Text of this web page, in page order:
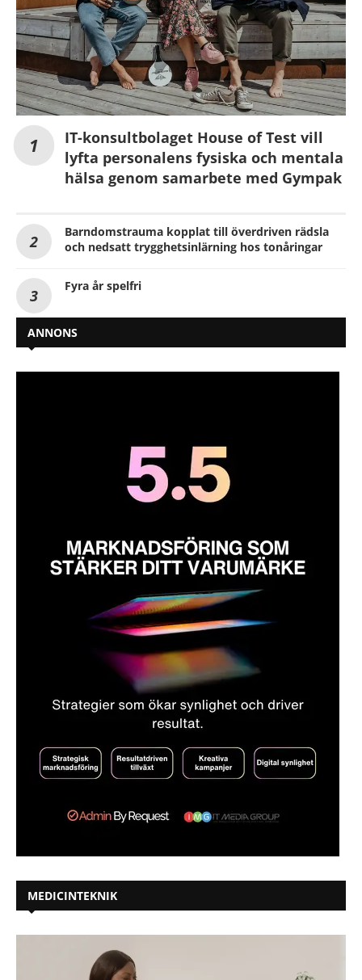
IT-konsultbolaget House of Test vill
lyfta personalens fysiska och mentala
hälsa genom samarbete med Gympak
Barndomstrauma kopplat till överdriven rädsla
och nedsatt trygghetsinlärning hos tonåringar
Fyra år spelfri
ANNONS
MEDICINTEKNIK